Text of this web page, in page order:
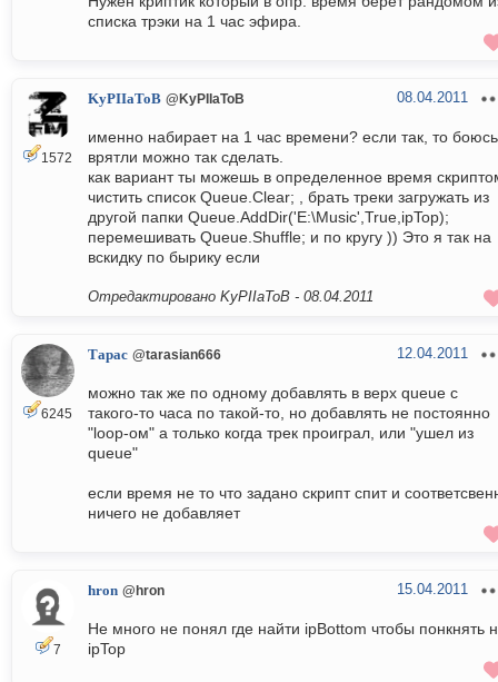
списка трэки на 1 час эфира.
1572
KyPIIaToB @KyPIIaToB 08.04.2011
именно набирает на 1 час времени? если так, то боюсь
врятли можно так сделать.
как вариант ты можешь в определенное время
чистить список Queue.Clear; , брать треки загружать из
другой папки Queue.AddDir('E:\Music',True,ipTop);
перемешивать Queue.Shuffle; и по кругу )) Это я так на
вскидку по бырику если
Отредактировано KyPIIaToB - 08.04.2011
6245
Тарас @tarasian666 12.04.2011
можно так же по одному добавлять в верх queue с
такого-то часа по такой-то, но добавлять не постоянно
"loop-ом" а только когда трек проиграл, или "ушел из
queue"
если время не то что задано скрипт спит и
ничего не добавляет
7
hron @hron 15.04.2011
Не много не понял где найти ipBottom чтобы понкнять
ipTop